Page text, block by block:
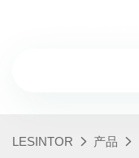
LESINTOR 产品